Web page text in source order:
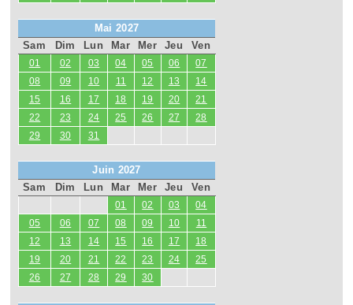
Mai 2027
Sam
Dim Lun Mar Mer Jeu Ven
01 02 03 04 05 06
07
08
09 10 11 12 13
14
15
16 17 18 19 20
21
22
23 24 25 26 27
28
29
30 31
Juin 2027
Sam
Dim Lun Mar Mer Jeu Ven
01 02 03
04
05
06 07 08 09 10
11
12
13 14 15 16 17
18
19
20 21 22 23 24
25
26
27 28 29 30